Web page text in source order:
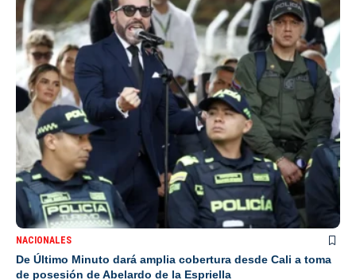
NACIONALES
De Último Minuto dará amplia cobertura desde Cali a toma
de posesión de Abelardo de la Espriella